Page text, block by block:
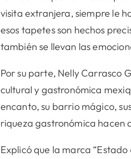
visita extranjera, siempre le
esos tapetes son hechos
también se llevan las
Por su parte, Nelly Carrasco
cultural y gastronómica
encanto, su barrio mágico,
riqueza gastronómica hacen
Explicó que la marca